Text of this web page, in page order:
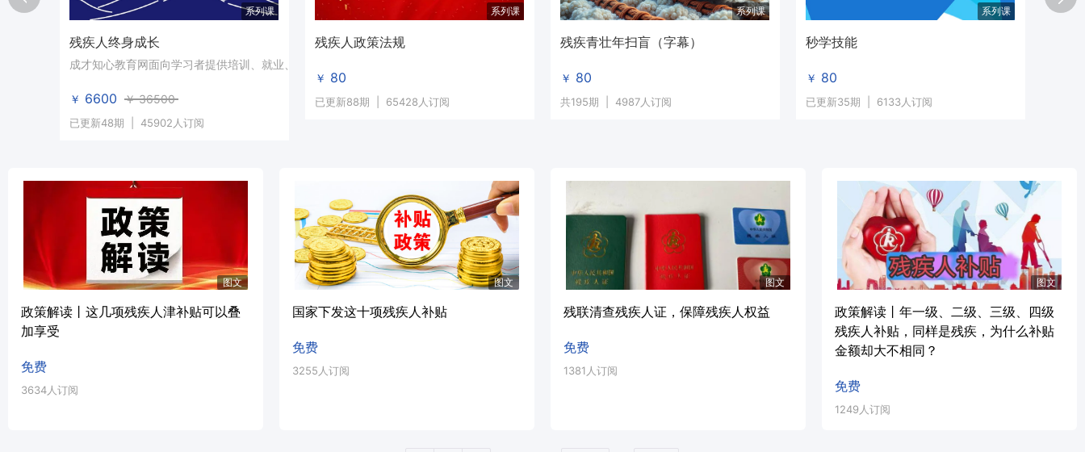
系列课
残疾人终身成长
成才知心教育网面向学习者提供培训、就业、帮扶服务，对于那些接受能力慢、缺乏技能求职困难、身有残障的人来说，可以通过成才知心教育网享受到最专业的培训就业帮扶服务,残疾人就业培训,帮助
￥ 6600 ￥ 36500
已更新48期 45902人订阅
系列课
残疾人政策法规
￥ 80
已更新88期 65428人订阅
系列课
残疾青壮年扫盲（字幕）
￥ 80
共195期 4987人订阅
系列课
秒学技能
￥ 80
已更新35期 6133人订阅
图文
政策解读丨这几项残疾人津补贴可以叠
加享受
免费
3634人订阅
图文
国家下发这十项残疾人补贴
免费
3255人订阅
图文
残联清查残疾人证，保障残疾人权益
免费
1381人订阅
图文
政策解读丨年一级、二级、三级、四级
残疾人补贴，同样是残疾，为什么补贴
金额却大不相同？
免费
1249人订阅